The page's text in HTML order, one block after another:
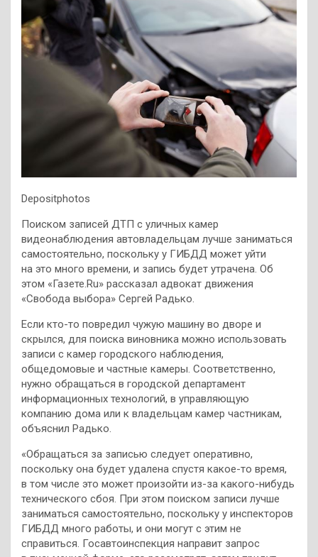
Depositphotos
Поиском записей ДТП с уличных камер
видеонаблюдения автовладельцам лучше заниматься
самостоятельно, поскольку у ГИБДД может уйти
на это много времени, и запись будет утрачена. Об
этом «Газете.Ru» рассказал адвокат движения
«Свобода выбора» Сергей Радько.
Если кто-то повредил чужую машину во дворе и
скрылся, для поиска виновника можно использовать
записи с камер городского наблюдения,
общедомовые и частные камеры. Соответственно,
нужно обращаться в городской департамент
информационных технологий, в управляющую
компанию дома или к владельцам камер частникам,
объяснил Радько.
«Обращаться за записью следует оперативно,
поскольку она будет удалена спустя какое-то время,
в том числе это может произойти из-за какого-нибудь
технического сбоя. При этом поиском записи лучше
заниматься самостоятельно, поскольку у инспекторов
ГИБДД много работы, и они могут с этим не
справиться. Госавтоинспекция направит запрос